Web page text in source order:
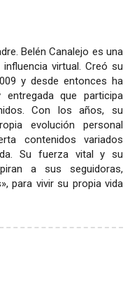
Belén Canalejo es una
virtual. Creó su
y desde entonces ha
que participa
Con los años, su
evolución personal
contenidos variados
Su fuerza vital y su
a sus seguidoras,
para vivir su propia vida